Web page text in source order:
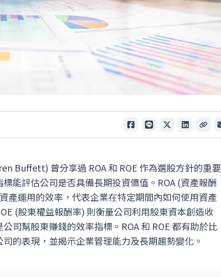
Buffett) 曾分享過 ROA 和 ROE 作為選股方針的重要
能評估公司是否具備長期投資價值。ROA (資產報酬
產運用的效率，代表企業在特定期間內如何使用資產
(股東權益報酬率) 則衡量公司利用股東資本創造收
司幫股東賺錢的效率指標。ROA 和 ROE 都有助於比
的表現，並揭示企業管理能力及長期趨勢變化。